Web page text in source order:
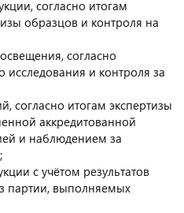
согласно итогам
образцов и контроля на
согласно
исследования и контроля за
согласно итогам экспертизы
аккредитованной
и наблюдением за
с учётом результатов
партии, выполняемых